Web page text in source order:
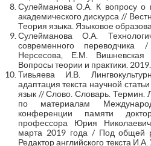
Сулейманова О.А. К вопросу о
академического дискурса //
Теория языка. Языковое
Сулейманова О.А.
современного
Нерсесова, Е.М. Вишневская
Вопросы теории и практики.
Тивьяева И.В.
адаптация текста научной
язык // Слово. Словарь. Термин.
по материалам
конференции памяти
профессора Юрия
марта 2019 года / Под общей
Редактор английского текста